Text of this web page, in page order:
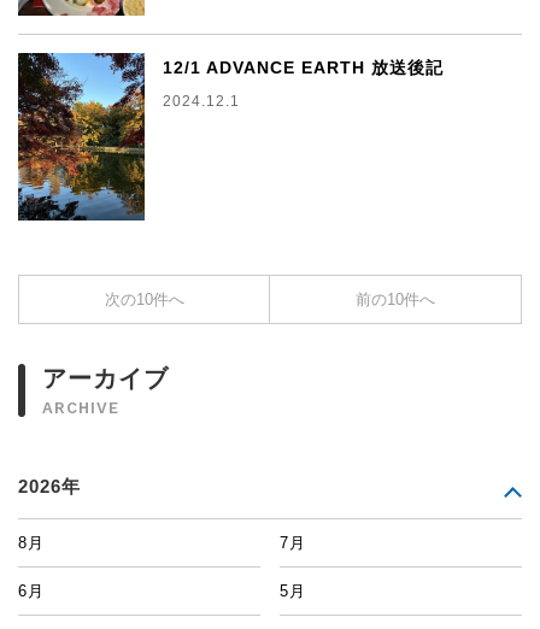
12/1 ADVANCE EARTH 放送後記
2024.12.1
次の10件へ 前の10件へ
アーカイブ
ARCHIVE
2026年
8月 7月
6月 5月